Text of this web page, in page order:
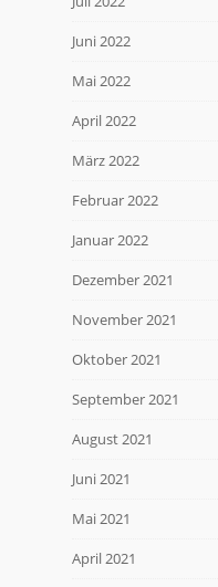
Juni 2022
Mai 2022
April 2022
März 2022
Februar 2022
Januar 2022
Dezember 2021
November 2021
Oktober 2021
September 2021
August 2021
Juni 2021
Mai 2021
April 2021